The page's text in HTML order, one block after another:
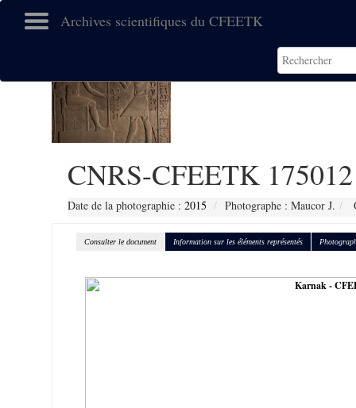
Archives scientifiques du CFEETK
CNRS-CFEETK 175012
Date de la photographie : 2015 Photographe : Maucor J.
Consulter le document Information sur les éléments représentés